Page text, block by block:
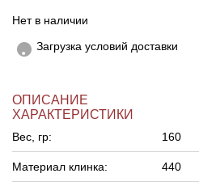
Нет в наличии
Загрузка условий доставки
ОПИСАНИЕ
ХАРАКТЕРИСТИКИ
Вес, гр: 160
Материал клинка: 440